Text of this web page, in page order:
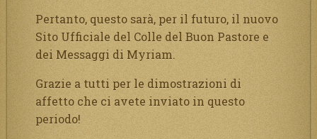
Pertanto, questo sarà, per il futuro, il nuovo
Sito Ufficiale del Colle del Buon Pastore e
dei Messaggi di Myriam.
Grazie a tutti per le dimostrazioni di
affetto che ci avete inviato in questo
periodo!